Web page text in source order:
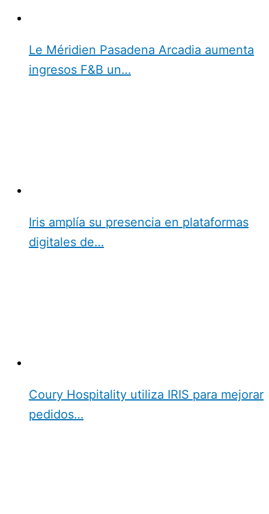
Le Méridien Pasadena Arcadia aumenta
ingresos F&B un…
Iris amplía su presencia en plataformas
digitales de…
Coury Hospitality utiliza IRIS para mejorar
pedidos…